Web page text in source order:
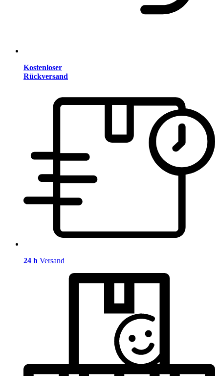
Kostenloser
Rückversand
24 h Versand